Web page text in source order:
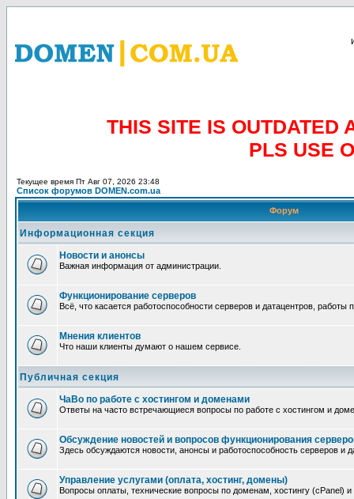
THIS SITE IS OUTDATED
PLS USE
Текущее время Пт Авг 07, 2026 23:48
Список форумов DOMEN.com.ua
Форум
Информационная секция
Новости и анонсы
Важная информация от администрации.
Функционирование серверов
Всё, что касается работоспособности серверов и датацентров, работы
Мнения клиентов
Что наши клиенты думают о нашем сервисе.
Публичная секция
ЧаВо по работе с хостингом и доменами
Ответы на часто встречающиеся вопросы по работе с хостингом и
Обсуждение новостей и вопросов функционирования
Здесь обсуждаются новости, анонсы и работоспособность серверов и
Управление услугами (оплата, хостинг, домены)
Вопросы оплаты, технические вопросы по доменам, хостингу (cPanel)